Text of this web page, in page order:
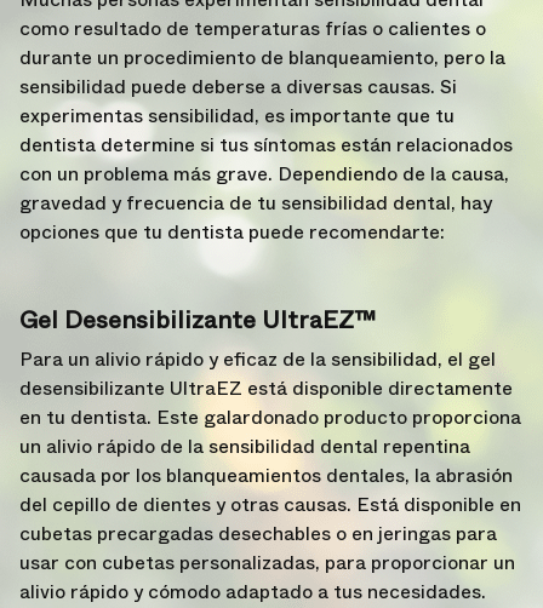
como resultado de temperaturas frías o calientes o
durante un procedimiento de blanqueamiento, pero la
sensibilidad puede deberse a diversas causas. Si
experimentas sensibilidad, es importante que tu
dentista determine si tus síntomas están relacionados
con un problema más grave. Dependiendo de la causa,
gravedad y frecuencia de tu sensibilidad dental, hay
opciones que tu dentista puede recomendarte:
Gel Desensibilizante UltraEZ™
Para un alivio rápido y eficaz de la sensibilidad, el gel
desensibilizante UltraEZ está disponible directamente
en tu dentista. Este galardonado producto proporciona
un alivio rápido de la sensibilidad dental repentina
causada por los blanqueamientos dentales, la abrasión
del cepillo de dientes y otras causas. Está disponible en
cubetas precargadas desechables o en jeringas para
usar con cubetas personalizadas, para proporcionar un
alivio rápido y cómodo adaptado a tus necesidades.